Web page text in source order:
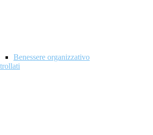
Benessere organizzativo